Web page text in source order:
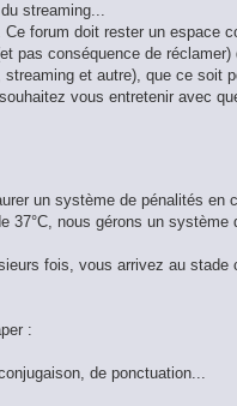
streaming...
forum doit rester un espace
pas conséquence de
et autre), que ce soit
vous entretenir avec
un système de pénalités en
37°C, nous gérons un
fois, vous arrivez au stade
:
de ponctuation...